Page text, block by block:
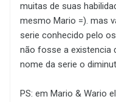
muitas de suas
mesmo Mario =). mas
serie conhecido pelo
não fosse a existencia
nome da serie o
PS: em Mario & Wario